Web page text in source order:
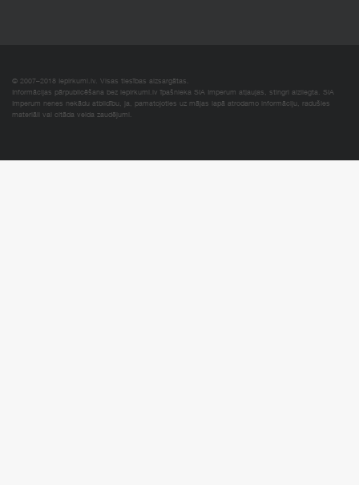
© 2007–2018 Iepirkumi.lv. Visas tiesības aizsargātas.
Informācijas pārpublicēšana bez iepirkumi.lv īpašnieka SIA Imperum atļaujas, stingri aizliegta. SIA
Imperum nenes nekādu atbildību, ja, pamatojoties uz mājas lapā atrodamo informāciju, radušies
materiāli vai citāda veida zaudējumi.